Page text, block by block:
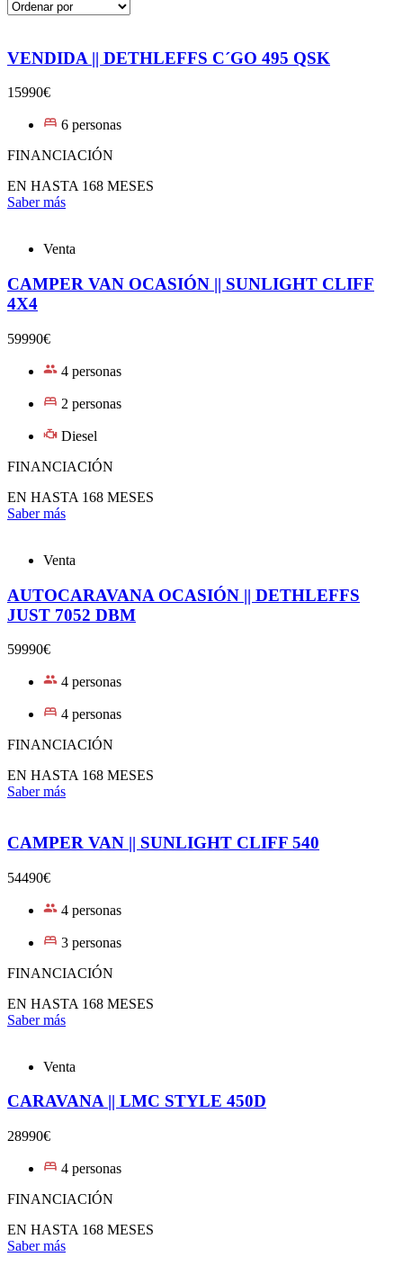
VENDIDA || DETHLEFFS C´GO 495 QSK
15990€
6 personas
FINANCIACIÓN
EN HASTA 168 MESES
Saber más
Venta
CAMPER VAN OCASIÓN || SUNLIGHT CLIFF
4X4
59990€
4 personas
2 personas
Diesel
FINANCIACIÓN
EN HASTA 168 MESES
Saber más
Venta
AUTOCARAVANA OCASIÓN || DETHLEFFS
JUST 7052 DBM
59990€
4 personas
4 personas
FINANCIACIÓN
EN HASTA 168 MESES
Saber más
CAMPER VAN || SUNLIGHT CLIFF 540
54490€
4 personas
3 personas
FINANCIACIÓN
EN HASTA 168 MESES
Saber más
Venta
CARAVANA || LMC STYLE 450D
28990€
4 personas
FINANCIACIÓN
EN HASTA 168 MESES
Saber más